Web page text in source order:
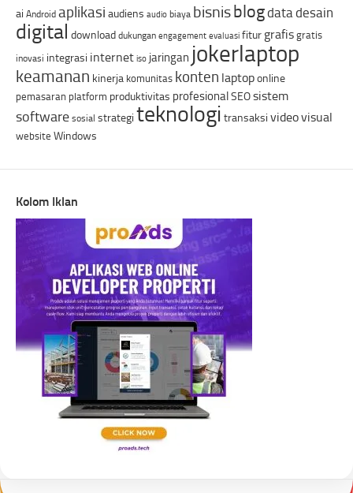
ai Android aplikasi audiens audio biaya bisnisblogdatadesain
digital download dukungan engagement evaluasi fitur grafis gratis
inovasi integrasi internet iso jaringan jokerlaptop
keamanan kinerja komunitas konten laptoponline
pemasaran platform produktivitas profesionalSEOsistem
software sosial strategi teknologi transaksi videovisual
website Windows
Kolom Iklan